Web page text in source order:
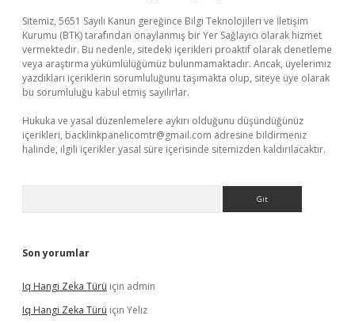
Sitemiz, 5651 Sayılı Kanun gereğince Bilgi Teknolojileri ve İletişim
Kurumu (BTK) tarafından onaylanmış bir Yer Sağlayıcı olarak hizmet
vermektedir. Bu nedenle, sitedeki içerikleri proaktif olarak denetleme
veya araştırma yükümlülüğümüz bulunmamaktadır. Ancak, üyelerimiz
yazdıkları içeriklerin sorumluluğunu taşımakta olup, siteye üye olarak
bu sorumluluğu kabul etmiş sayılırlar.
Hukuka ve yasal düzenlemelere aykırı olduğunu düşündüğünüz
içerikleri, backlinkpanelicomtr@gmail.com adresine bildirmeniz
halinde, ilgili içerikler yasal süre içerisinde sitemizden kaldırılacaktır.
Son yorumlar
Iq Hangi Zeka Türü için admin
Iq Hangi Zeka Türü için Yeliz